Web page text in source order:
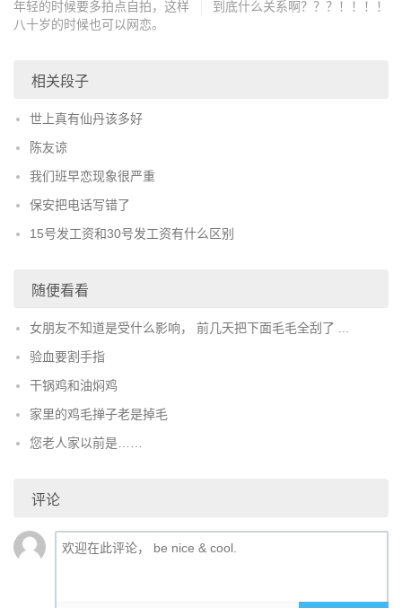
年轻的时候要多拍点自拍，这样
八十岁的时候也可以网恋。
到底什么关系啊？？？！！！！
相关段子
世上真有仙丹该多好
陈友谅
我们班早恋现象很严重
保安把电话写错了
15号发工资和30号发工资有什么区别
随便看看
女朋友不知道是受什么影响， 前几天把下面毛毛全刮了 ...
验血要割手指
干锅鸡和油焖鸡
家里的鸡毛掸子老是掉毛
您老人家以前是……
评论